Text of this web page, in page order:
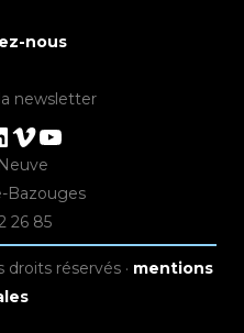
nous
newsletter
Vimeo YouTube
Bazouges
26 85
réservés · mentions